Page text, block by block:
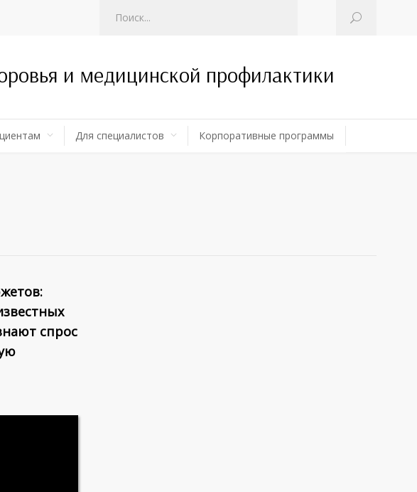
и медицинской профилактики
Для специалистов Корпоративные программы
спрос